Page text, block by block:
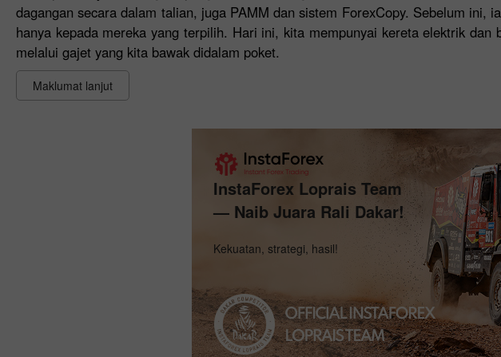
dagangan secara dalam talian, juga PAMM dan sistem ForexCopy. Sebelum ini,
hanya kepada mereka yang terpilih. Hari ini, kita mempunyai kereta elektrik
melalui gajet yang kita bawak didalam poket.
Maklumat lanjut
InstaForex Loprais Team
— Naib Juara Rali Dakar!
Kekuatan, strategi, hasil!